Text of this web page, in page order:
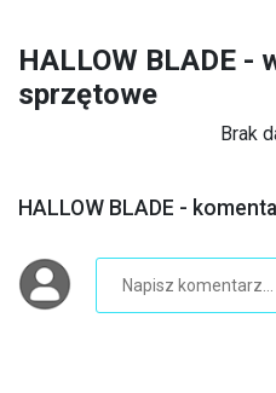
HALLOW BLADE -
sprzętowe
Brak
HALLOW BLADE -